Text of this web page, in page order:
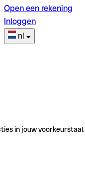
Open een rekening
Inloggen
nl
in jouw voorkeurstaal.